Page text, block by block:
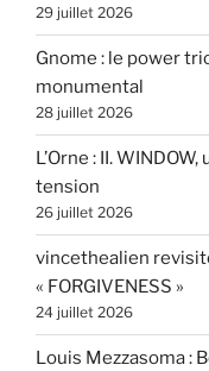
29 juillet 2026
Gnome : le power
monumental
28 juillet 2026
L’Orne : II.
tension
26 juillet 2026
vincethealien
« FORGIVENESS »
24 juillet 2026
Louis Mezzasoma :